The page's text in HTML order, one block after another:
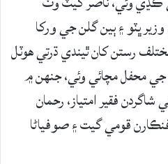
ڀٽو ۽ ٻين گلن جي ورکا
رستن کان ٿيندي ڌرتي ھوٽل
محفل مچائي وئي، جنهن ۾
فقير امتياز، رحمان
قومي گيت ۽ صوفياڻا